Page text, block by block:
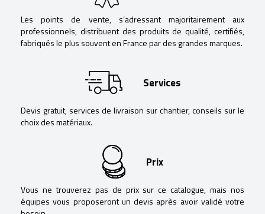
Les points de vente, s’adressant majoritairement aux
professionnels, distribuent des produits de qualité, certifiés,
fabriqués le plus souvent en France par des grandes marques.
Services
Devis gratuit, services de livraison sur chantier, conseils sur le
choix des matériaux.
Prix
Vous ne trouverez pas de prix sur ce catalogue, mais nos
équipes vous proposeront un devis après avoir validé votre